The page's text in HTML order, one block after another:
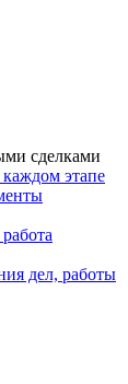
сделками
этапе
дел, работы